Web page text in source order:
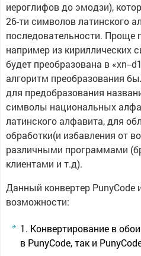
иероглифов до эмодзи),
26-ти символов латинского
последовательности. Проще
например из кириллических
будет преобразована в «xn--
алгоритм преобразования
для предобразования
символы национальных
латинского алфавита, для
обработки(и избавления от
различными программами
клиентами и т.д).
Данный конвертер
возможности:
Конвертирование в
в PunyCode, так и